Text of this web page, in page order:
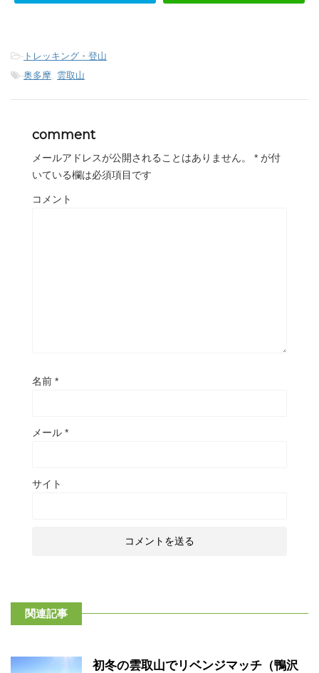
- トレッキング・登山
-奥多摩 雲取山
comment
メールアドレスが公開されることはありません。 * が付
いている欄は必須項目です
コメント
名前 *
メール *
サイト
関連記事
初冬の雲取山でリベンジマッチ（鴨沢